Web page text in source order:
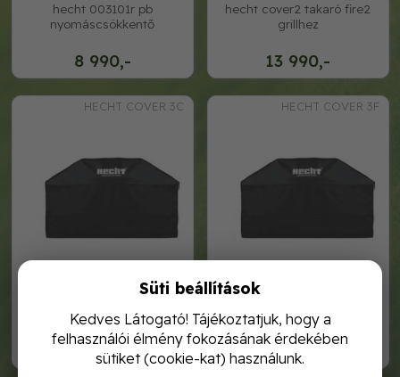
8 990,-
hecht 003101r pb
nyomáscsökkentő
13 990,-
hecht cover2 takaró fire2
grillhez
HECHT COVER 3C
14 990,-
hecht cover3c takaró
contact3
HECHT COVER 3F
14 990,-
hecht cover3f takaró
firewood3
Süti beállítások
Kedves Látogató! Tájékoztatjuk, hogy a
felhasználói élmény fokozásának érdekében
sütiket (cookie-kat) használunk.